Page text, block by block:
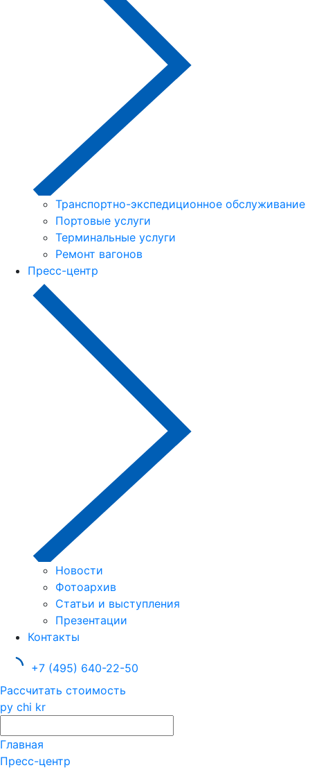
Транспортно-экспедиционное обслуживание
Портовые услуги
Терминальные услуги
Ремонт вагонов
Пресс-центр
Новости
Фотоархив
Статьи и выступления
Презентации
Контакты
+7 (495) 640-22-50
Рассчитать стоимость
ру chi kr
Главная
Пресс-центр